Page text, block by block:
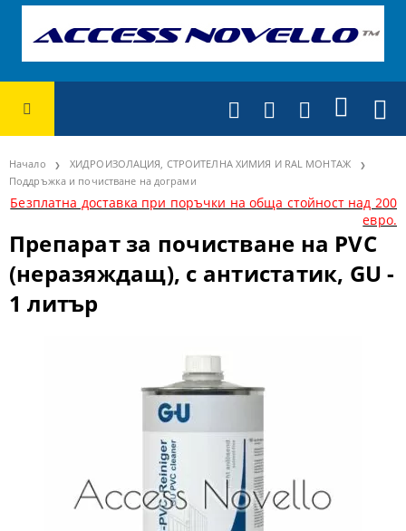
Начало
ХИДРОИЗОЛАЦИЯ, СТРОИТЕЛНА ХИМИЯ И RAL МОНТАЖ
Поддръжка и почистване на дограми
Безплатна доставка при поръчки на обща стойност над 200
евро.
Препарат за почистване на PVC
(неразяждащ), с антистатик, GU -
1 литър